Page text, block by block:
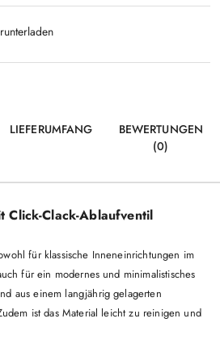
LIEFERUMFANG
BEWERTUNGEN
(0)
Click-Clack-Ablaufventil
für klassische Inneneinrichtungen im
für ein modernes und minimalistisches
aus einem langjährig gelagerten
ist das Material leicht zu reinigen und